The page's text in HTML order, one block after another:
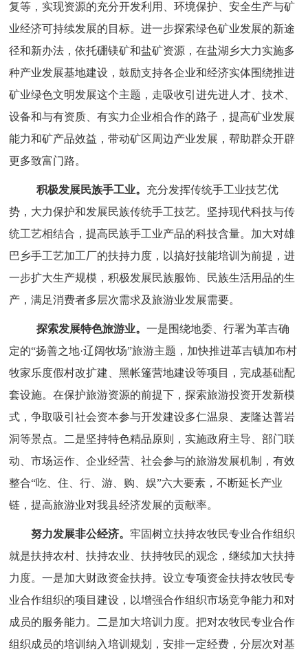
复等，实现资源的充分开发利用、环境保护、安全生产与矿
业经济可持续发展的目标。进一步探索绿色矿业发展的新途
径和新办法，依托硼镁矿和盐矿资源，在盐湖乡大力实施多
种产业发展基地建设，鼓励支持各企业和经济实体围绕推进
矿业绿色文明发展这个主题，走吸收引进先进人才、技术、
设备和与有资质、有实力企业相合作的路子，提高矿业发展
能力和矿产品效益，带动矿区周边产业发展，帮助群众开辟
更多致富门路。
积极发展民族手工业。 充分发挥传统手工业技艺优
势，大力保护和发展民族传统手工技艺。坚持现代科技与传
统工艺相结合，提高民族手工业产品的科技含量。加大对雄
巴乡手工艺加工厂的扶持力度，以搞好技能培训为前提，进
一步扩大生产规模，积极发展民族服饰、民族生活用品的生
产，满足消费者多层次需求及旅游业发展需要。
探索发展特色旅游业。一是围绕地委、行署为革吉确
定的“扬善之地·辽阔牧场”旅游主题，加快推进革吉镇加布村
牧家乐度假村改扩建、黑帐篷营地建设等项目，完成基础配
套设施。在保护旅游资源的前提下，探索旅游投资开发新模
式，争取吸引社会资本参与开发建设多仁温泉、麦隆达普岩
洞等景点。二是坚持特色精品原则，实施政府主导、部门联
动、市场运作、企业经营、社会参与的旅游发展机制，有效
整合“吃、住、行、游、购、娱”六大要素，不断延长产业
链，提高旅游业对我县经济发展的贡献率。
努力发展非公经济。牢固树立扶持农牧民专业合作组织
就是扶持农村、扶持农业、扶持牧民的观念，继续加大扶持
力度。一是加大财政资金扶持。设立专项资金扶持农牧民专
业合作组织的项目建设，以增强合作组织市场竞争能力和对
成员的服务能力。二是加大培训力度。把对农牧民专业合作
组织成员的培训纳入培训规划，安排一定经费，分层次对基